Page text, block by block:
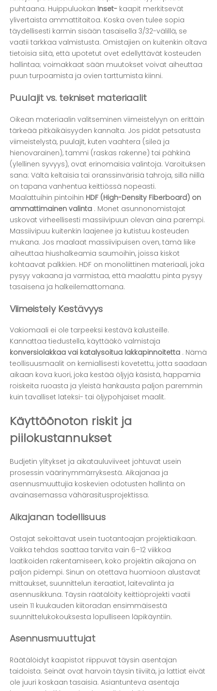
puhtaana. Huippuluokan Inset- kaapit merkitsevät
ylivertaista ammattitaitoa. Koska oven tulee sopia
täydellisesti karmin sisään tasaisella 3/32-välillä, se
vaatii tarkkaa valmistusta. Omistajien on kuitenkin oltava
tietoisia siitä, että upotetut ovet edellyttävät kosteuden
hallintaa; voimakkaat sään muutokset voivat aiheuttaa
puun turpoamista ja ovien tarttumista kiinni.
Puulajit vs. tekniset materiaalit
Oikean materiaalin valitseminen viimeistelyyn on erittäin
tärkeää pitkäikäisyyden kannalta. Jos pidät petsatusta
viimeistelystä, puulajit, kuten vaahtera (sileä ja
hienovarainen), tammi (raskas rakenne) tai pähkinä
(ylellinen syvyys), ovat erinomaisia ​​valintoja. Varoituksen
sana: Vältä keltaisia ​​tai oranssinvärisiä tahroja, sillä niillä
on tapana vanhentua keittiössä nopeasti.
Maalattuihin pintoihin HDF (High-Density Fiberboard) on
ammattimainen valinta . Monet asunnonomistajat
uskovat virheellisesti massiivipuun olevan aina parempi.
Massiivipuu kuitenkin laajenee ja kutistuu kosteuden
mukana. Jos maalaat massiivipuisen oven, tämä liike
aiheuttaa hiushalkeamia saumoihin, joissa kiskot
kohtaavat palkkien. HDF on monoliittinen materiaali, joka
pysyy vakaana ja varmistaa, että maalattu pinta pysyy
tasaisena ja halkeilemattomana.
Viimeistely Kestävyys
Vakiomaali ei ole tarpeeksi kestävä kalusteille.
Kannattaa tiedustella, käyttääkö valmistaja
konversiolakkaa vai katalysoitua lakkapinnoitetta . Nämä
teollisuusmaalit on kemiallisesti kovetettu, jotta saadaan
aikaan kova kuori, joka kestää öljyjä käsistä, happamia
roiskeita ruoasta ja yleistä hankausta paljon paremmin
kuin tavalliset lateksi- tai öljypohjaiset maalit.
Käyttöönoton riskit ja
piilokustannukset
Budjetin ylitykset ja aikatauluviiveet johtuvat usein
prosessin väärinymmärryksestä. Aikajanaa ja
asennusmuuttujia koskevien odotusten hallinta on
avainasemassa vähärasitusprojektissa.
Aikajanan todellisuus
Ostajat sekoittavat usein tuotantoajan projektiaikaan.
Vaikka tehdas saattaa tarvita vain 6–12 viikkoa
laatikoiden rakentamiseen, koko projektin aikajana on
paljon pidempi. Sinun on otettava huomioon alustavat
mittaukset, suunnittelun iteraatiot, laitevalinta ja
asennusikkuna. Täysin räätälöity keittiöprojekti vaatii
usein 11 kuukauden kiitoradan ensimmäisestä
suunnittelukokouksesta lopulliseen läpikäyntiin.
Asennusmuuttujat
Räätälöidyt kaapistot riippuvat täysin asentajan
taidoista. Seinät ovat harvoin täysin tiiviitä, ja lattiat eivät
ole juuri koskaan tasaisia. Asiantunteva asentaja